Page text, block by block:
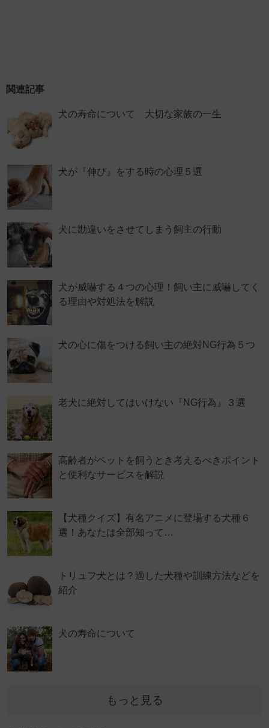
関連記事
犬の寿命について 大切な家族の一生
犬が『伸び』をする時の心理５選
犬に勘違いをさせてしまう飼主の行動
犬が威嚇する４つの心理！飼い主に威嚇してく
る理由や対処法を解説
犬の心に傷をつける飼い主の絶対NG行為５つ
老犬に絶対してはいけない『NG行為』３選
高齢者がペットを飼うとき考えるべきポイント
と便利なサービスを解説
【犬種クイズ】有名アニメに登場する犬種６
選！あなたは全部知って…
トリュフ犬とは？適した犬種や訓練方法などを
紹介
犬の寿命について
もっと見る